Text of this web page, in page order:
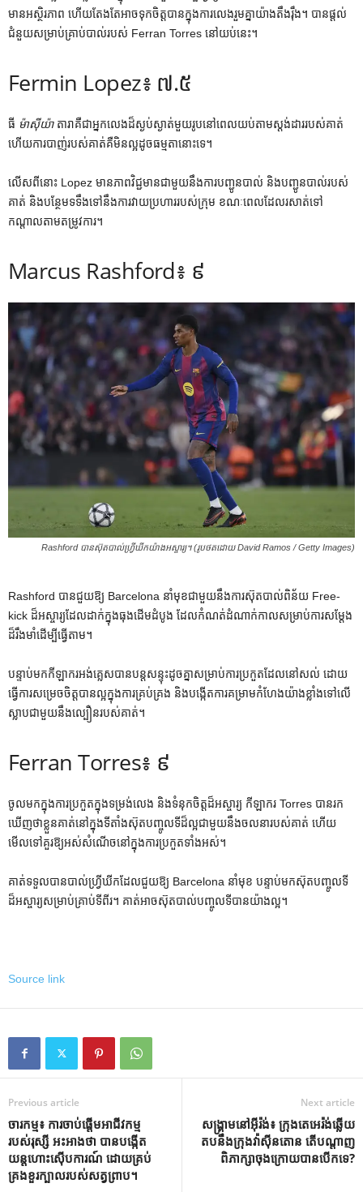
មាន​អស្ថិរភាព ហើយ​តែងតែ​អាច​ទុក​ចិត្ត​បាន​ក្នុង​ការ​លេង​រួម​គ្នា​យ៉ាង​តឹងរ៉ឹង។ បានផ្តល់
ជំនួយសម្រាប់គ្រាប់បាល់របស់ Ferran Torres នៅយប់នេះ។
Fermin Lopez៖ ៧.៥
ធី ម៉ាស៊ីយ៉ាតារាគឺជាអ្នកលេងដ៏ស្ងប់ស្ងាត់មួយរូបនៅពេលយប់តាមស្តង់ដាររបស់គាត់
ហើយការបាញ់របស់គាត់គឺមិនល្អដូចធម្មតានោះទេ។
លើសពីនោះ Lopez មានភាពវិជ្ជមានជាមួយនឹងការបញ្ជូនបាល់ និងបញ្ជូនបាល់របស់
គាត់ និងបន្ថែមទទឹងទៅនឹងការវាយប្រហាររបស់ក្រុម ខណៈពេលដែលរសាត់ទៅ
កណ្តាលតាមតម្រូវការ។
Marcus Rashford៖ ៩
Rashford បានស៊ុតបាល់ហ្វ្រីឃីកយ៉ាងអស្ចារ្យ។ (រូបថតដោយ David Ramos / Getty Images)
Rashford បានជួយឱ្យ Barcelona នាំមុខជាមួយនឹងការស៊ុតបាល់ពិន័យ Free-
kick ដ៏អស្ចារ្យដែលដាក់ក្នុងធុងដើមដំបូង ដែលកំណត់ដំណាក់កាលសម្រាប់ការសម្តែង
ដ៏រឹងមាំដើម្បីធ្វើតាម។
បន្ទាប់មកកីឡាករអង់គ្លេសបានបន្តសន្ទុះដូចគ្នាសម្រាប់ការប្រកួតដែលនៅសល់ ដោយ
ធ្វើការសម្រេចចិត្តបានល្អក្នុងការគ្រប់គ្រង និងបង្កើតការគម្រាមកំហែងយ៉ាងខ្លាំងទៅលើ
ស្លាបជាមួយនឹងល្បឿនរបស់គាត់។
Ferran Torres៖ ៩
ចូលមកក្នុងការប្រកួតក្នុងទម្រង់លេង និងទំនុកចិត្តដ៏អស្ចារ្យ កីឡាករ Torres បានរក
ឃើញថាខ្លួនគាត់នៅក្នុងទីតាំងស៊ុតបញ្ចូលទីដ៏ល្អជាមួយនឹងចលនារបស់គាត់ ហើយ
មើលទៅគួរឱ្យអស់សំណើចនៅក្នុងការប្រកួតទាំងអស់។
គាត់ទទួលបានបាល់ហ្វ្រីឃីកដែលជួយឱ្យ Barcelona នាំមុខ បន្ទាប់មកស៊ុតបញ្ចូលទី
ដ៏អស្ចារ្យសម្រាប់គ្រាប់ទីពីរ។ គាត់​អាច​ស៊ុត​បាល់​បញ្ចូល​ទី​បាន​យ៉ាង​ល្អ​។
Source link
Previous article
ចារកម្ម៖ ការចាប់ផ្តើមអាជីវកម្ម
របស់រុស្សី អះអាងថា បានបង្កើត
យន្តហោះស៊ើបការណ៍ ដោយគ្រប់
គ្រងខួរក្បាលរបស់សត្វព្រាប។
Next article
សង្គ្រាម​នៅ​អ៊ីរ៉ង់​៖ ​ក្រុង​តេអេរ៉ង់​ឆ្លើយ​
តប​នឹង​ក្រុង​វ៉ាស៊ីនតោន​ ​តើ​បណ្តាញ​
ពិភាក្សា​ចុងក្រោយ​បាន​បើក​ទេ​?